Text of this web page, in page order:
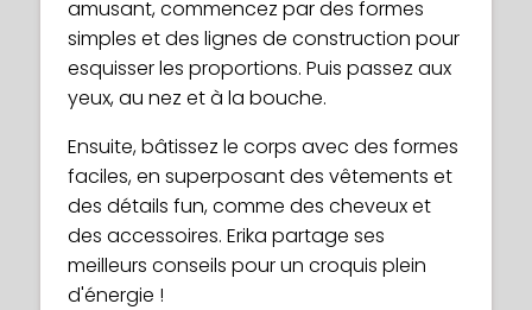
amusant, commencez par des formes
simples et des lignes de construction pour
esquisser les proportions. Puis passez aux
yeux, au nez et à la bouche.
Ensuite, bâtissez le corps avec des formes
faciles, en superposant des vêtements et
des détails fun, comme des cheveux et
des accessoires. Erika partage ses
meilleurs conseils pour un croquis plein
d'énergie !